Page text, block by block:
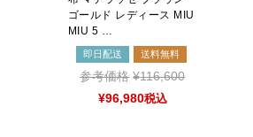
ゴールド レディース MIU
MIU 5 …
即日配送 送料無料
参考価格 ¥116,600
¥96,980税込